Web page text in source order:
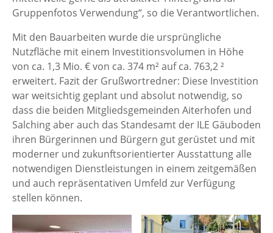
Gruppenfotos Verwendung“, so die Verantwortlichen.
Mit den Bauarbeiten wurde die ursprüngliche
Nutzfläche mit einem Investitionsvolumen in Höhe
von ca. 1,3 Mio. € von ca. 374 m² auf ca. 763,2 ²
erweitert. Fazit der Grußwortredner: Diese Investition
war weitsichtig geplant und absolut notwendig, so
dass die beiden Mitgliedsgemeinden Aiterhofen und
Salching aber auch das Standesamt der ILE Gäuboden
ihren Bürgerinnen und Bürgern gut gerüstet und mit
moderner und zukunftsorientierter Ausstattung alle
notwendigen Dienstleistungen in einem zeitgemäßen
und auch repräsentativen Umfeld zur Verfügung
stellen können.